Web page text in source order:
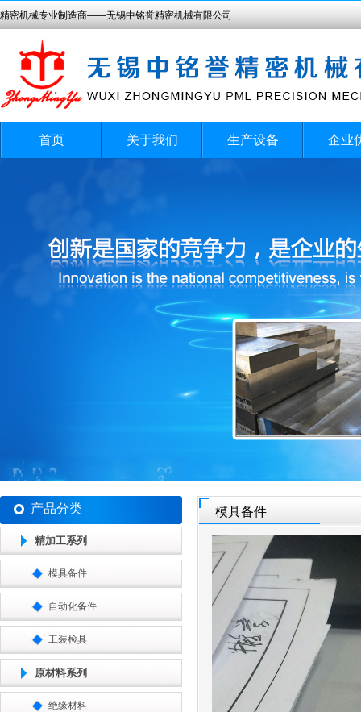
精密机械专业制造商——无锡中铭誉精密机械有限公司
首页 关于我们 生产设备 企业
产品分类
精加工系列
模具备件
自动化备件
工装检具
原材料系列
绝缘材料
模具备件